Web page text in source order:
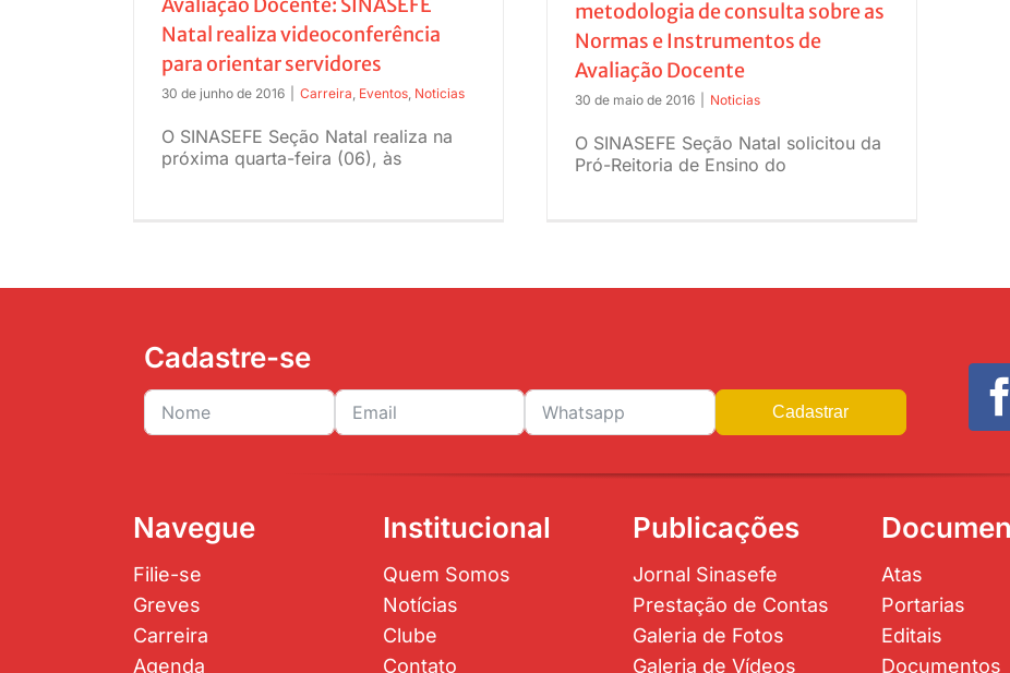
Natal realiza videoconferência
para orientar servidores
30 de junho de 2016 Carreira Eventos Noticias
O SINASEFE Seção Natal realiza na
próxima quarta-feira (06), às
metodologia de consulta sobre as
Normas e Instrumentos de
Avaliação Docente
30 de maio de 2016 Noticias
O SINASEFE Seção Natal solicitou da
Pró-Reitoria de Ensino do
Cadastre-se
Cadastrar
Navegue
Filie-se
Greves
Carreira
Agenda
Institucional
Quem Somos
Notícias
Clube
Contato
Publicações
Jornal Sinasefe
Prestação de Contas
Galeria de Fotos
Galeria de Vídeos
Atas
Portarias
Editais
Documentos